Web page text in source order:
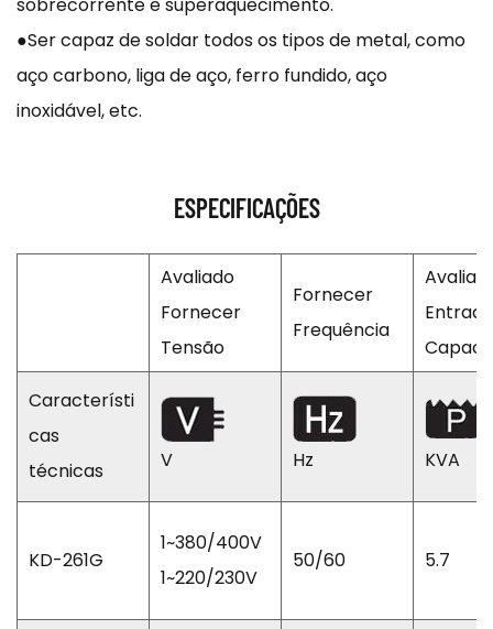
sobrecorrente e superaquecimento.
●Ser capaz de soldar todos os tipos de metal, como
aço carbono, liga de aço, ferro fundido, aço
inoxidável, etc.
ESPECIFICAÇÕES
Avaliado
Fornecer
Tensão
Fornecer
Frequência
Entrada
Característi
cas
técnicas
V Hz KVA
KD-261G
1~380/400V
1~220/230V
50/60 5.7